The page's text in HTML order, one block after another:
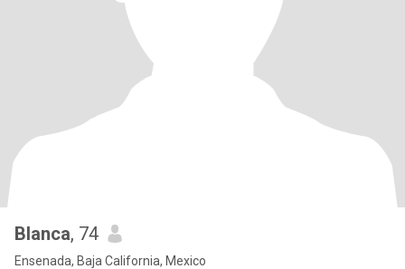
Blanca, 74
Ensenada, Baja California, Mexico